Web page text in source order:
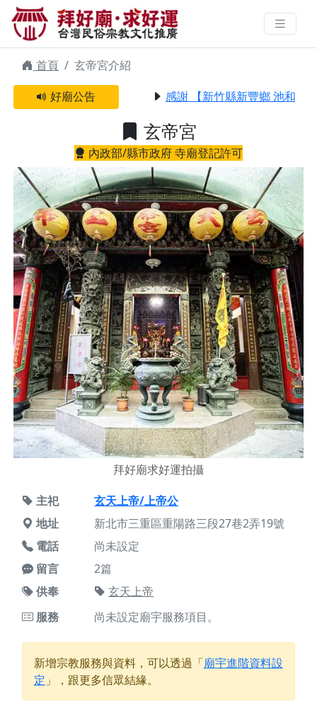
玄帝宮 | 拜好廟求好運 找到與您有
緣的信仰
首頁
玄帝宮介紹
好廟公告
感謝 【新竹縣新豐鄉 池和宮】
玄帝宮
內政部/縣市政府 寺廟登記許可
拜好廟求好運拍攝
主祀
玄天上帝/上帝公
地址
新北市三重區重陽路三段27巷2弄19號
電話
尚未設定
留言
2篇
供奉
玄天上帝
服務
尚未設定廟宇服務項目。
新增宗教服務與資料，可以透過「廟宇進階資料設
定 」，跟更多信眾結緣。